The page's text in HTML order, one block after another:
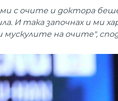
с очите и доктора беше
И така започнах и ми
на очите",